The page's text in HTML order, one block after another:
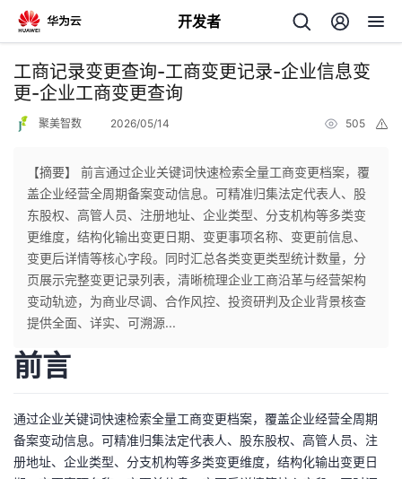
开发者
返
回
个
人
主
页
我
的
开
者
工商记录变更查询-工商变更记录-企业信息变
更-企业工商变更查询
聚美智数 2026/05/14 505
【摘要】 前言通过企业关键词快速检索全量工商变更档案，覆
盖企业经营全周期备案变动信息。可精准归集法定代表人、股
东股权、高管人员、注册地址、企业类型、分支机构等多类变
更维度，结构化输出变更日期、变更事项名称、变更前信息、
变更后详情等核心字段。同时汇总各类变更类型统计数量，分
页展示完整变更记录列表，清晰梳理企业工商沿革与经营架构
变动轨迹，为商业尽调、合作风控、投资研判及企业背景核查
提供全面、详实、可溯源...
前言
通过企业关键词快速检索全量工商变更档案，覆盖企业经营全周期
备案变动信息。可精准归集法定代表人、股东股权、高管人员、注
册地址、企业类型、分支机构等多类变更维度，结构化输出变更日